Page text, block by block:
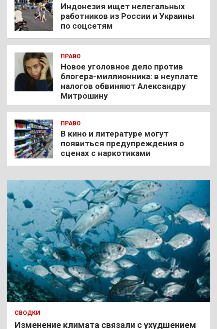
Индонезия ищет нелегальных
работников из России и Украины
по соцсетям
ПРАВО
Новое уголовное дело против
блогера-миллионника: в неуплате
налогов обвиняют Александру
Митрошину
ПРАВО
В кино и литературе могут
появиться предупреждения о
сценах с наркотиками
СВОДКИ
Изменение климата связали с ухудшением